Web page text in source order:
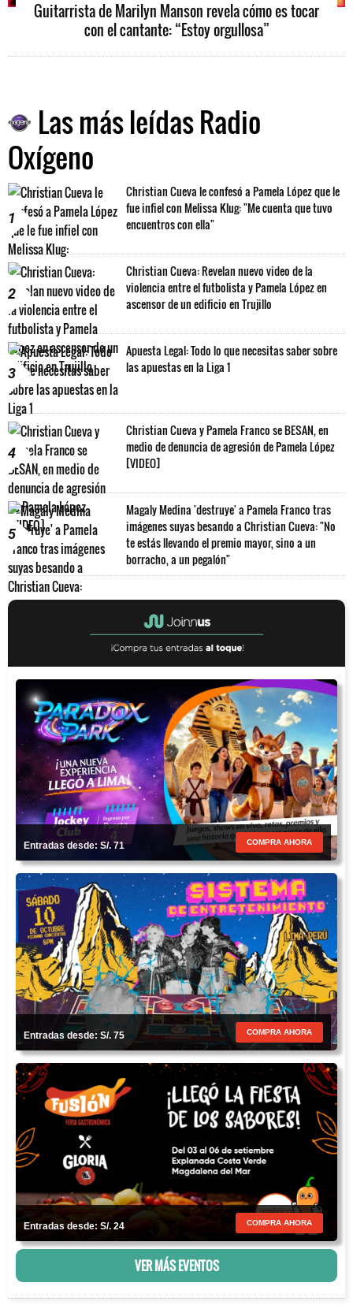
Guitarrista de Marilyn Manson revela cómo es tocar
con el cantante: “Estoy orgullosa”
Las más leídas Radio
Oxígeno
1
Christian Cueva le confesó a Pamela López que le
fue infiel con Melissa Klug: "Me cuenta que tuvo
encuentros con ella"
2
Christian Cueva: Revelan nuevo video de la
violencia entre el futbolista y Pamela López en
ascensor de un edificio en Trujillo
3
Apuesta Legal: Todo lo que necesitas saber sobre
las apuestas en la Liga 1
4
Christian Cueva y Pamela Franco se BESAN, en
medio de denuncia de agresión de Pamela López
[VIDEO]
5
Magaly Medina 'destruye' a Pamela Franco tras
imágenes suyas besando a Christian Cueva: "No
te estás llevando el premio mayor, sino a un
borracho, a un pegalón"
Entradas desde: S/. 71 COMPRA AHORA
Entradas desde: S/. 75 COMPRA AHORA
Entradas desde: S/. 24 COMPRA AHORA
VER MÁS EVENTOS